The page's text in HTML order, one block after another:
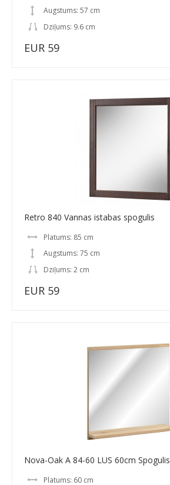
Augstums: 57 cm
Dziļums: 9.6 cm
EUR 59
Retro 840 Vannas istabas spogulis
Platums: 85 cm
Augstums: 75 cm
Dziļums: 2 cm
EUR 59
Nova-Oak A 84-60 LUS 60cm Spogulis
Platums: 60 cm